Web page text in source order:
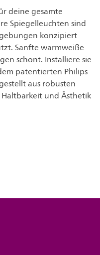
deine gesamte
Spiegelleuchten sind
konzipiert
Sanfte warmweiße
schont. Installiere sie
patentierten Philips
aus robusten
und Ästhetik